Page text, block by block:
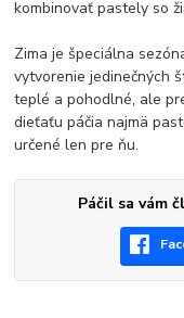
kombinovať pastely so
Zima je špeciálna
vytvorenie jedinečných
teplé a pohodlné, ale
dieťaťu páčia najmä
určené len pre ňu.
Páčil sa vám